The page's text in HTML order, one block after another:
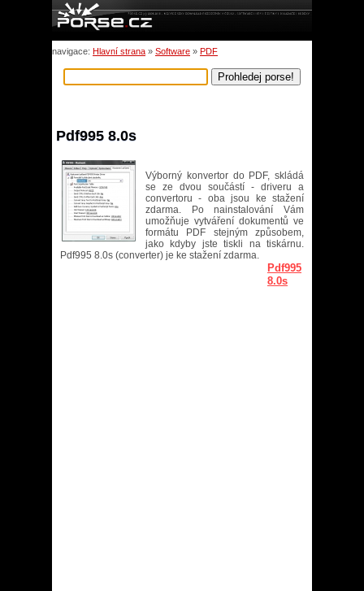
navigace: Hlavní strana » Software » PDF
Pdf995 8.0s
Výborný konvertor do PDF, skládá
se ze dvou součástí - driveru a
convertoru - oba jsou ke stažení
zdarma. Po nainstalování Vám
umožňuje vytváření dokumentů ve
formátu PDF stejným způsobem,
jako kdyby jste tiskli na tiskárnu.
Pdf995 8.0s (converter) je ke stažení zdarma.
Pdf995
8.0s